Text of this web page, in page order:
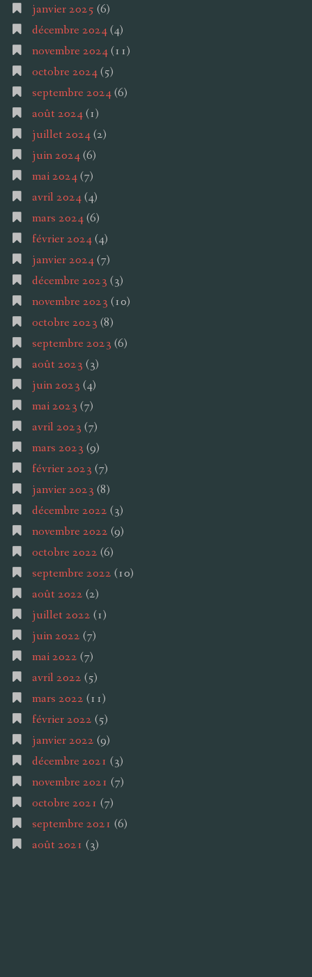
janvier 2025 (6)
décembre 2024(4)
novembre 2024(11)
octobre 2024(5)
septembre 2024(6)
août 2024(1)
juillet 2024(2)
juin 2024(6)
mai 2024(7)
avril 2024(4)
mars 2024(6)
février 2024(4)
janvier 2024(7)
décembre 2023 (3)
novembre 2023 (10)
octobre 2023 (8)
septembre 2023 (6)
août 2023 (3)
juin 2023 (4)
mai 2023 (7)
avril 2023 (7)
mars 2023 (9)
février 2023 (7)
janvier 2023 (8)
décembre 2022 (3)
novembre 2022 (9)
octobre 2022 (6)
septembre 2022 (10)
août 2022 (2)
juillet 2022 (1)
juin 2022 (7)
mai 2022 (7)
avril 2022 (5)
mars 2022 (11)
février 2022 (5)
janvier 2022 (9)
décembre 2021 (3)
novembre 2021 (7)
octobre 2021 (7)
septembre 2021 (6)
août 2021 (3)